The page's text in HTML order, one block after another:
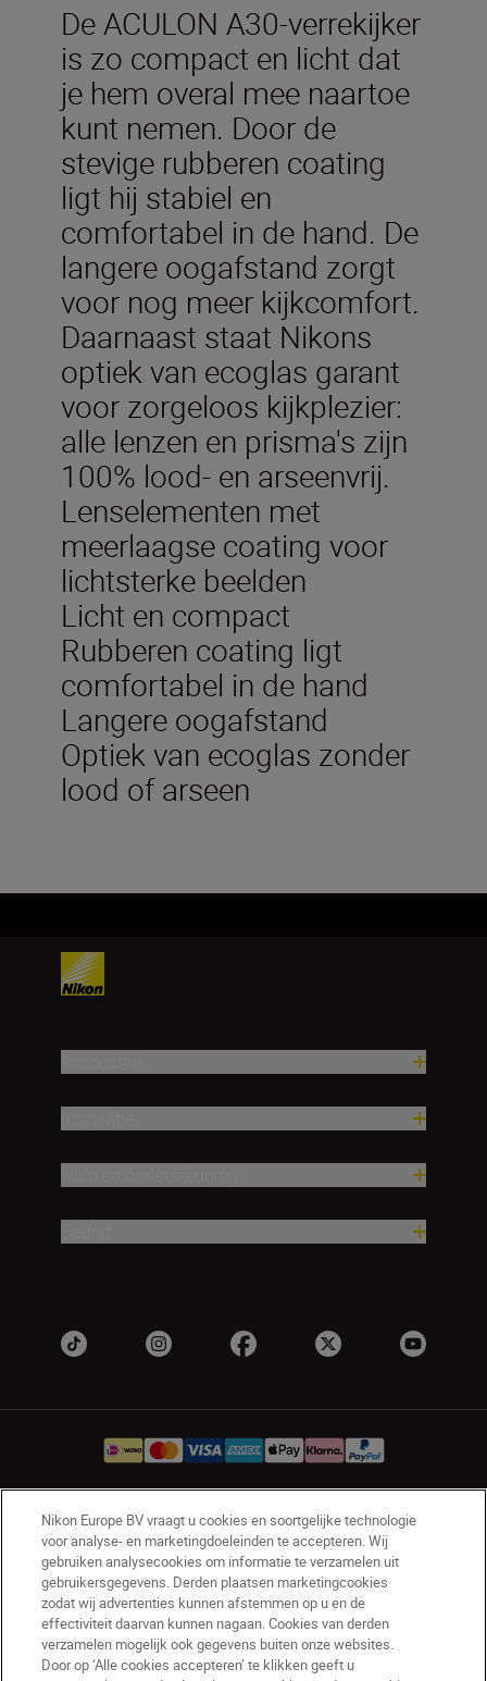
De ACULON A30-verrekijker
is zo compact en licht dat
je hem overal mee naartoe
kunt nemen. Door de
stevige rubberen coating
ligt hij stabiel en
comfortabel in de hand. De
langere oogafstand zorgt
voor nog meer kijkcomfort.
Daarnaast staat Nikons
optiek van ecoglas garant
voor zorgeloos kijkplezier:
alle lenzen en prisma's zijn
100% lood- en arseenvrij.
Lenselementen met
meerlaagse coating voor
lichtsterke beelden
Licht en compact
Rubberen coating ligt
comfortabel in de hand
Langere oogafstand
Optiek van ecoglas zonder
lood of arseen
NL Nikon Sites
Contact opnemen
Privacyverklaring
Gebruiksvoorwaarden
Nikon Store - Algemene voorwaarden
Cookieverklaring
Toegankelijkheid
Cookie-instellingen
Nikon Europe BV vraagt u cookies en soortgelijke technologie
voor analyse- en marketingdoeleinden te accepteren. Wij
gebruiken analysecookies om informatie te verzamelen uit
gebruikersgegevens. Derden plaatsen marketingcookies
zodat wij advertenties kunnen afstemmen op u en de
effectiviteit daarvan kunnen nagaan. Cookies van derden
verzamelen mogelijk ook gegevens buiten onze websites.
Door op ‘Alle cookies accepteren’ te klikken geeft u